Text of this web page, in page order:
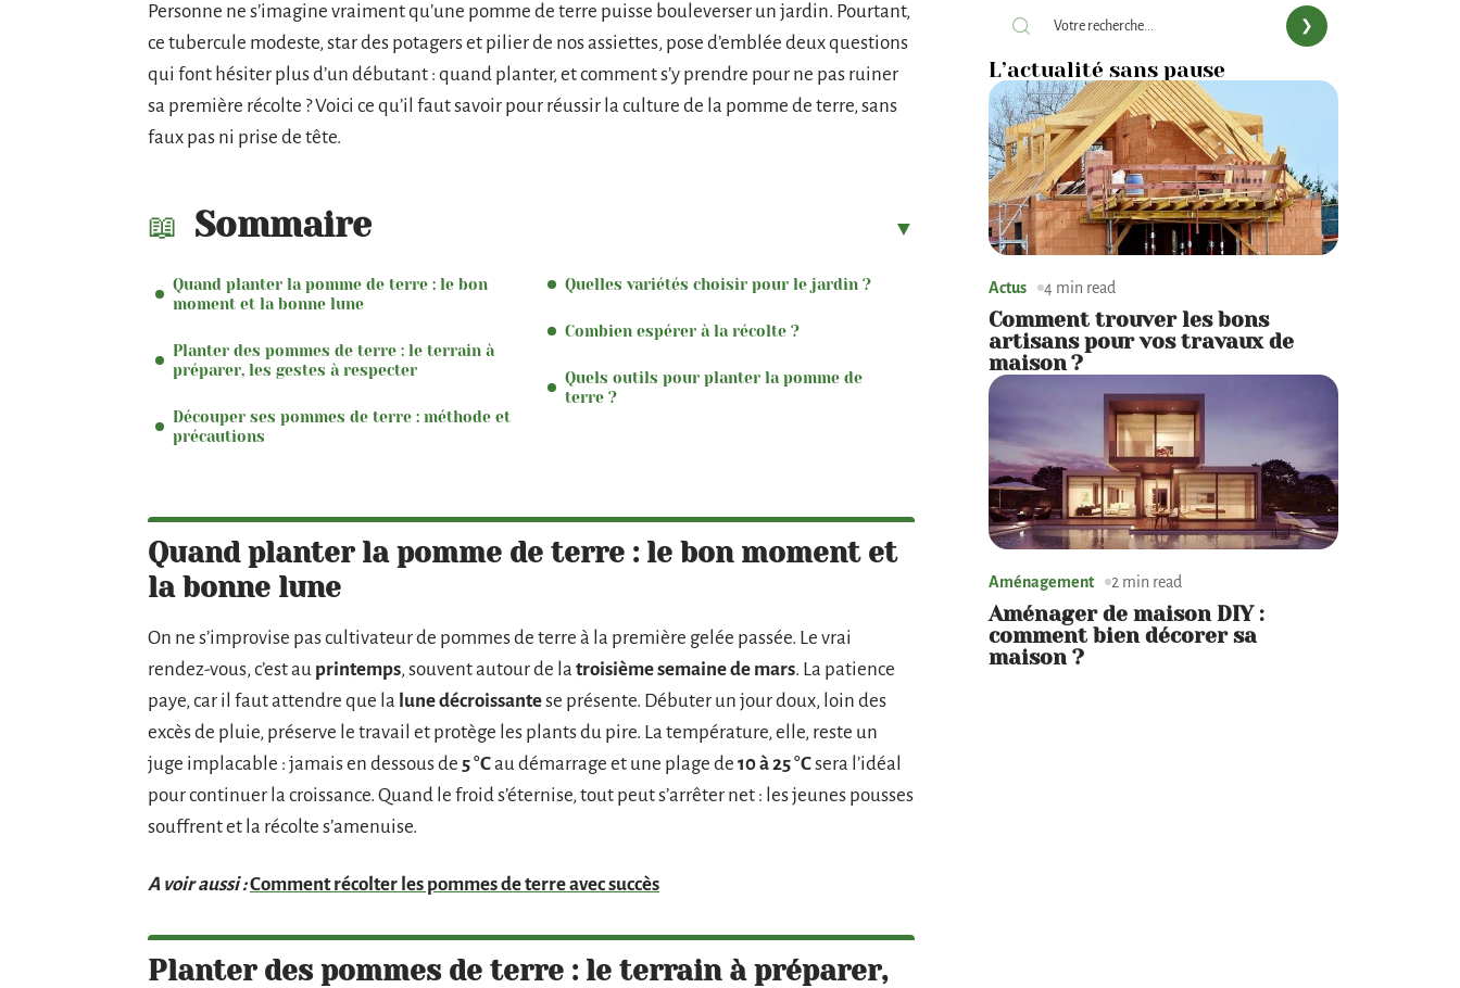
Personne ne s’imagine vraiment qu’une pomme de terre puisse bouleverser un jardin. Pourtant,
ce tubercule modeste, star des potagers et pilier de nos assiettes, pose d’emblée deux questions
qui font hésiter plus d’un débutant : quand planter, et comment s’y prendre pour ne pas ruiner
sa première récolte ? Voici ce qu’il faut savoir pour réussir la culture de la pomme de terre, sans
faux pas ni prise de tête.
Sommaire
Quand planter la pomme de terre : le bon
moment et la bonne lune
Planter des pommes de terre : le terrain à
préparer, les gestes à respecter
Découper ses pommes de terre : méthode et
précautions
Quelles variétés choisir pour le jardin ?
Combien espérer à la récolte ?
Quels outils pour planter la pomme de
terre ?
Quand planter la pomme de terre : le bon moment et
la bonne lune
On ne s’improvise pas cultivateur de pommes de terre à la première gelée passée. Le vrai
rendez-vous, c’est au printemps, souvent autour de la troisième semaine de mars. La patience
paye, car il faut attendre que la lune décroissantese présente. Débuter un jour doux, loin des
excès de pluie, préserve le travail et protège les plants du pire. La température, elle, reste un
juge implacable : jamais en dessous de 5 °Cau démarrage et une plage de 10 à 25 °Csera l’idéal
pour continuer la croissance. Quand le froid s’éternise, tout peut s’arrêter net : les jeunes pousses
souffrent et la récolte s’amenuise.
A voir aussi :Comment récolter les pommes de terre avec succès
Planter des pommes de terre : le terrain à préparer,
L’actualité sans pause
Actus 4 min read
Comment trouver les bons
artisans pour vos travaux de
maison ?
Aménagement 2 min read
Aménager de maison DIY :
comment bien décorer sa
maison ?